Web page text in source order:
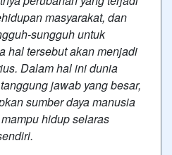
masyarakat, dan
sungguh untuk
hal tersebut akan menjadi
Dalam hal ini dunia
jawab yang besar,
sumber daya manusia
hidup selaras